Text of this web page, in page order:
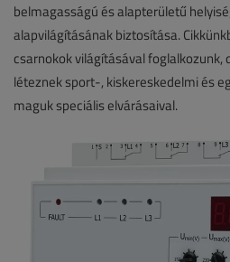
belmagasságú és alapterületű
alapvilágításának biztosítása.
csarnokok világításával foglalkozunk,
léteznek sport-, kiskereskedelmi és
maguk speciális elvárásaival.